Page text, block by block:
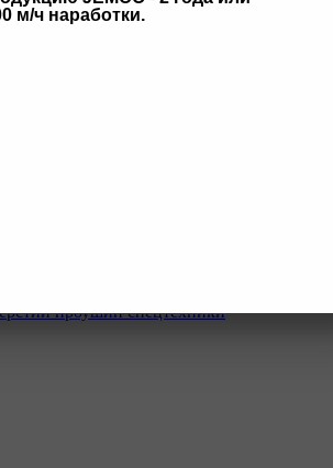
м/ч наработки.
проушин спецтехники